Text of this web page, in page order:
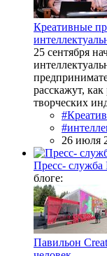
Креативные
25 сентября
расскажут,
творческих
26 июля
Пресс- служба
блоге:
Павильон